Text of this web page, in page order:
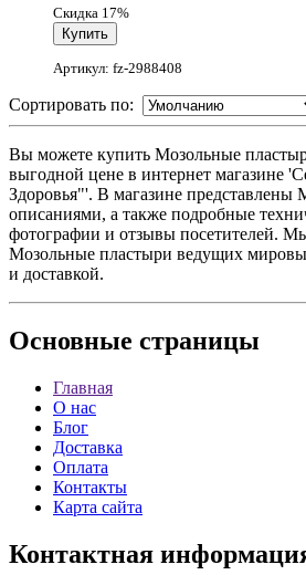
Скидка 17%
Артикул: fz-2988408
Сортировать по:
Вы можете купить Мозольные
выгодной цене в интернет магазине
Здоровья"'. В магазине представлены
описаниями, а также подробные
фотографии и отзывы посетителей.
Мозольные пластыри ведущих
и доставкой.
Основные страницы
Главная
О нас
Блог
Доставка
Оплата
Контакты
Карта сайта
Контактная